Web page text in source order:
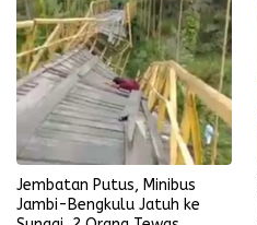
Jembatan Putus, Minibus
Jambi-Bengkulu Jatuh ke